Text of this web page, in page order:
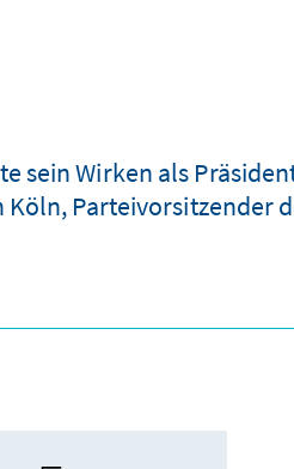
sein Wirken als
Köln, Parteivorsitzender